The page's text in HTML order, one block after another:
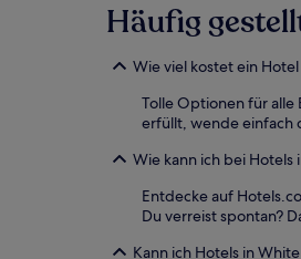
2 Erwachsenen
gefunden
wurde.
Preise
Verfügbarkeiten
sich
können
Häufig
Wie viel kostet ein
Tolle Optionen für
erfüllt, wende einfach
Wie kann ich bei Hotels
Entdecke auf
Du verreist spontan?
Kann ich Hotels in